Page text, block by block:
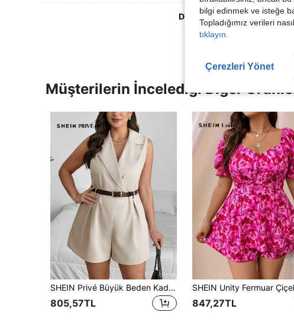
Daha Fazla Değerlendirme
Müşterilerin İncelediği Diğer
SHEIN Privé Büyük Beden Kadın Haki Çentikli Yaka Kısa Bacak Tulum, Sonbahar ve Okula Dönüş İçin Yeni Varış
805,57TL 847,27TL
bilgi edinmek ve isteğe
Topladığımız verileri
tıklayın.
Çerezleri Yönet